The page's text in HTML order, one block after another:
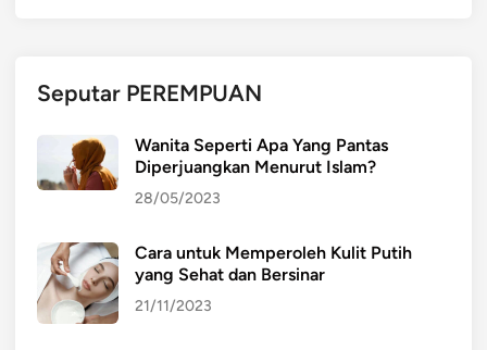
Seputar PEREMPUAN
Wanita Seperti Apa Yang Pantas
Diperjuangkan Menurut Islam?
28/05/2023
Cara untuk Memperoleh Kulit Putih
yang Sehat dan Bersinar
21/11/2023